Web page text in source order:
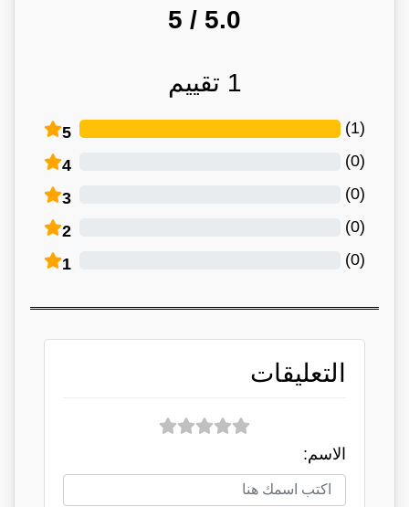
5.0
/ 5
1 تقييم
5 (
1
)
4 (
0
)
3 (
0
)
2 (
0
)
1 (
0
)
التعليقات
الاسم: